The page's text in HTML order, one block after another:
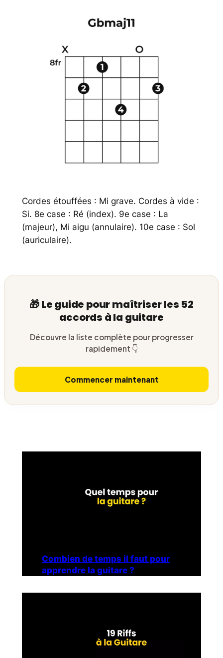
Cordes étouffées : Mi grave. Cordes à vide :
Si. 8e case : Ré (index). 9e case : La
(majeur), Mi aigu (annulaire). 10e case : Sol
(auriculaire).
🎁 Le guide pour maîtriser les 52
accords à la guitare
Découvre la liste complète pour progresser
rapidement 👇
Commencer maintenant
Combien de temps il faut pour
apprendre la guitare ?